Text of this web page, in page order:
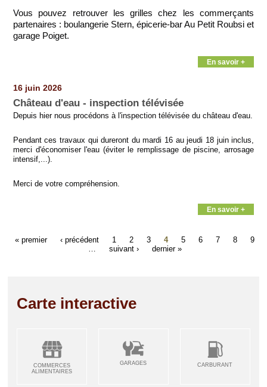
Vous pouvez retrouver les grilles chez les commerçants
partenaires : boulangerie Stern, épicerie-bar Au Petit Roubsi et
garage Poiget.
En savoir +
16 juin 2026
Château d'eau - inspection télévisée
Depuis hier nous procédons à l'inspection télévisée du château d'eau.
Pendant ces travaux qui dureront du mardi 16 au jeudi 18 juin inclus,
merci d'économiser l'eau (éviter le remplissage de piscine, arrosage
intensif,...).
Merci de votre compréhension.
En savoir +
« premier ‹ précédent 1 2 3 4 5 6 7 8
9
suivant › dernier »
Carte interactive
COMMERCES
ALIMENTAIRES
GARAGES CARBURANT